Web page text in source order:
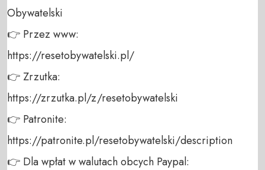
Obywatelski
👉 Przez www:
https://resetobywatelski.pl/
👉 Zrzutka:
https://zrzutka.pl/z/resetobywatelski
👉 Patronite:
https://patronite.pl/resetobywatelski/description
👉 Dla wpłat w walutach obcych Paypal: